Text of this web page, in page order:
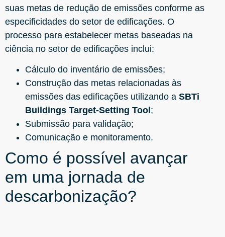
suas metas de redução de emissões conforme as
especificidades do setor de edificações. O
processo para estabelecer metas baseadas na
ciência no setor de edificações inclui:
Cálculo do inventário de emissões;
Construção das metas relacionadas às
emissões das edificações utilizando a SBTi
Buildings Target-Setting Tool ;
Submissão para validação;
Comunicação e monitoramento.
Como é possível avançar
em uma jornada de
descarbonização?